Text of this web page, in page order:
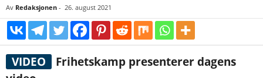
Av Redaksjonen - 26. august 2021
VIDEO
Frihetskamp presenterer dagens